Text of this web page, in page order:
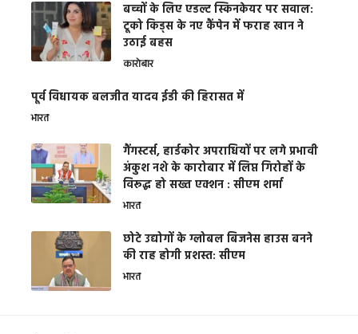
बच्चों के लिए एडल्ट स्किनकेयर पर सवाल:
टूको किड्स के नए कैंपेन में फराह खान ने
उठाई बहस
कारोबार
पूर्व विधायक बलजीत यादव ईडी की हिरासत में
भारत
गैंगस्टर्स, हार्डकोर अपराधियों पर लगे प्रभावी
अंकुश नशे के कारोबार में लिप्त गिरोहों के
विरूद्ध हो सख्त एक्शन : सीएम शर्मा
भारत
छोटे उद्योगों के ग्लोबल बिजनेस हाउस बनने
की राह होगी प्रशस्त: सीएम
भारत